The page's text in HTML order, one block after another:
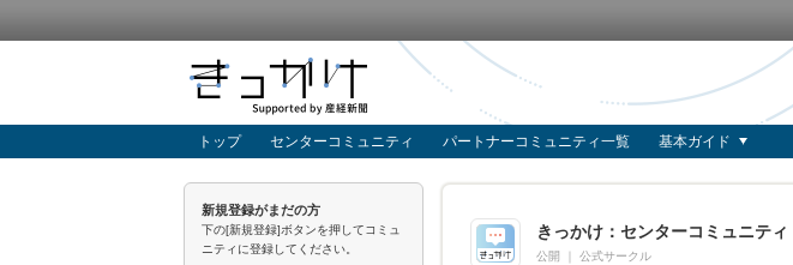
トップ センターコミュニティ パートナーコミュニティ一覧 基本ガイド
新規登録がまだの方
下の[新規登録]ボタンを押してコミュ
ニティに登録してください。
きっかけ：センターコミュニティ
公開 公式サークル